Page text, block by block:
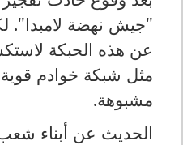
"جيش نهضة لامبدا".
عن هذه الحبكة
مثل شبكة خوادم
مشبوهة.
الحديث عن أبناء